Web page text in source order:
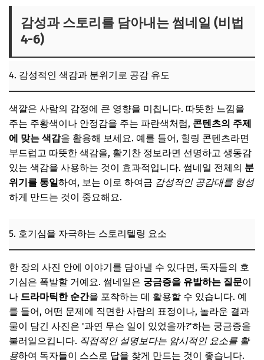
감성과 스토리를 담아내는 썸네일 (비법
4-6)
4. 감성적인 색감과 분위기로 공감 유도
색깔은 사람의 감정에 큰 영향을 미칩니다. 따뜻한 느낌을
주는 주황색이나 안정감을 주는 파란색처럼, 콘텐츠의 주제
에 맞는 색감을 활용해 보세요. 예를 들어, 힐링 콘텐츠라면
부드럽고 따뜻한 색감을, 활기찬 정보라면 선명하고 생동감
있는 색감을 사용하는 것이 효과적입니다. 썸네일 전체의 분
위기를 통일하여, 보는 이로 하여금 감성적인 공감대를 형성
하게 만드는 것이 중요해요.
5. 호기심을 자극하는 스토리텔링 요소
한 장의 사진 안에 이야기를 담아낼 수 있다면, 독자들의 호
기심은 폭발할 거예요. 썸네일은 궁금증을 유발하는 질문이
나 드라마틱한 순간을 포착하는 데 활용할 수 있습니다. 예
를 들어, 어떤 문제에 직면한 사람의 표정이나, 놀라운 결과
물이 담긴 사진은 '과연 무슨 일이 있었을까?'하는 궁금증을
불러일으킵니다. 직접적인 설명보다는 암시적인 요소를 활
용하여 독자들이 스스로 답을 찾게 만드는 것이 좋습니다.